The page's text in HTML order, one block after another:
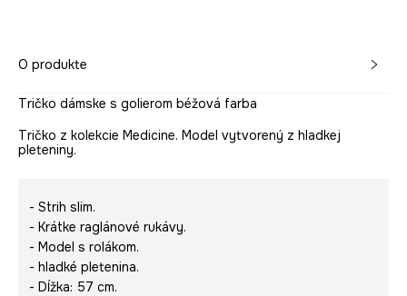
O produkte
Tričko dámske s golierom béžová farba
Tričko z kolekcie Medicine. Model vytvorený z hladkej
pleteniny.
- Strih slim.
- Krátke raglánové rukávy.
- Model s rolákom.
- hladké pletenina.
- Dĺžka: 57 cm.